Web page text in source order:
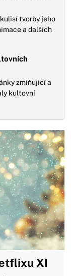
tvorby jeho
a dalších
zmiňující a
kultovní
XI